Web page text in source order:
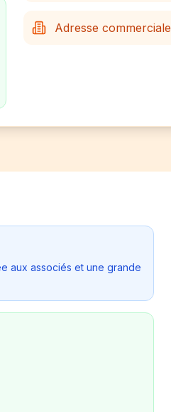
Adresse commerciale
aux associés et une grande